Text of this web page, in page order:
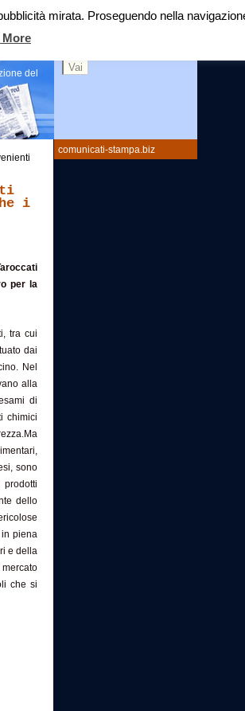
comunicati-stampa.biz
del
i
per la
tra cui
dai
Nel
alla
di
chimici
sono
dello
piena
e della
che si
mirata. Proseguendo nella
More